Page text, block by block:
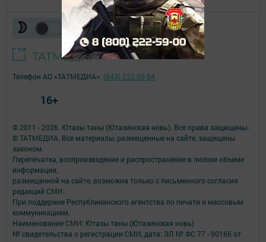
© 2011 - 2026. Ютазы таны (Ютазинская новь). Все права защищены.
© ТАТМЕДИА. Все материалы, размещенные на сайте, защищены
законом.
Перепечатка, воспроизведение и распространение в любом объеме
информации,
размещенной на сайте, возможна только с письменного согласия
редакций СМИ.
При поддержке Республиканского агентства по печати и массовым
коммуникациям.
Наименование СМИ: Ютазы таны (Ютазинская новь)
№ свидетельства о регистрации СМИ, дата: ЭЛ № ФС 77 - 90166 от
Телефон АО «ТАТМЕДИА»: (843) 222 09 84
16+